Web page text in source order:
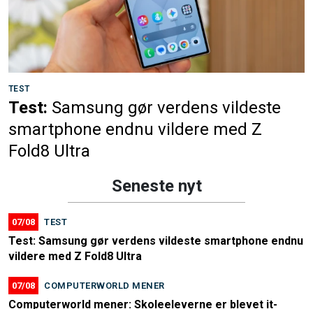
TEST
Test: Samsung gør verdens vildeste
smartphone endnu vildere med Z
Fold8 Ultra
Seneste nyt
07/08 TEST
Test: Samsung gør verdens vildeste smartphone endnu
vildere med Z Fold8 Ultra
07/08 COMPUTERWORLD MENER
Computerworld mener: Skoleeleverne er blevet it-